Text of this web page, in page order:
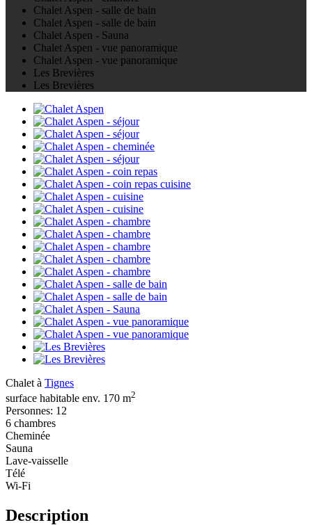
Chalet Aspen - salle de bain
Chalet Aspen - salle de bain
Chalet Aspen - Sauna
Chalet Aspen - vue panoramique
Chalet Aspen - vue panoramique
Les Brevières
Les Brevières
Chalet à Tignes
surface habitable env. 170 m2
Personnes: 12
6 chambres
Cheminée
Sauna
Lave-vaisselle
Télé
Wi-Fi
Description